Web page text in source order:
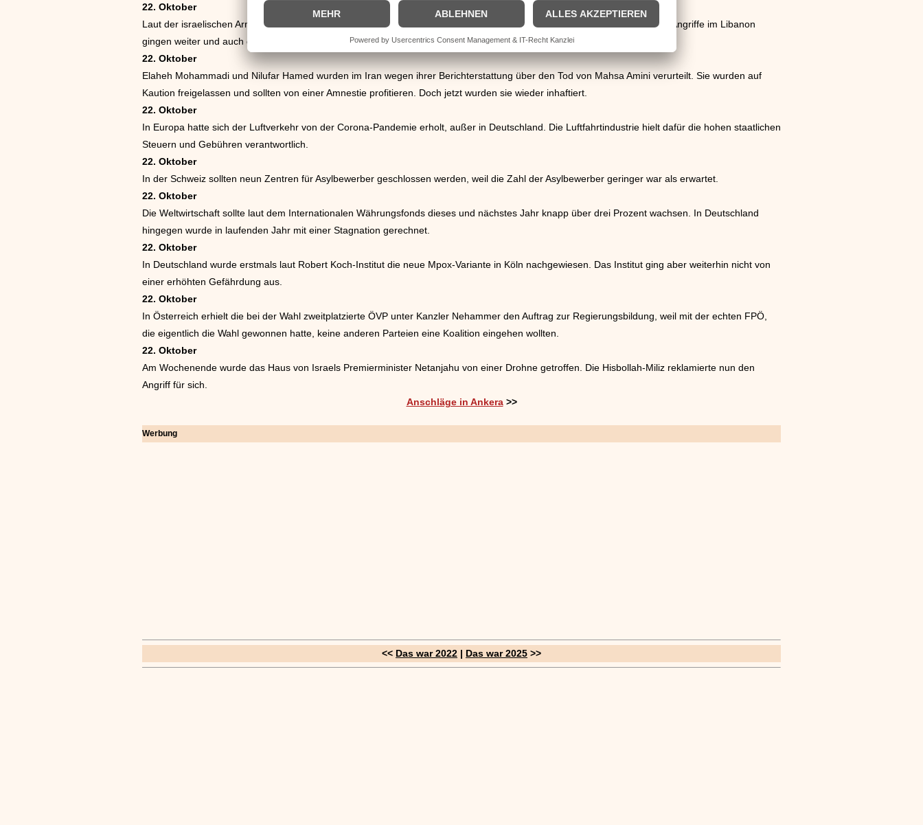
22. Oktober
Laut der israelischen Armee sollte die Hisbollah Hunderte Millionen Dollar in einem Krankenhaus in Beirut verstecken. Die Angriffe im Libanon
gingen weiter und auch die Hisbollah griff Israel unvermindert an.
22. Oktober
Elaheh Mohammadi und Nilufar Hamed wurden im Iran wegen ihrer Berichterstattung über den Tod von Mahsa Amini verurteilt. Sie wurden auf
Kaution freigelassen und sollten von einer Amnestie profitieren. Doch jetzt wurden sie wieder inhaftiert.
22. Oktober
In Europa hatte sich der Luftverkehr von der Corona-Pandemie erholt, außer in Deutschland. Die Luftfahrtindustrie hielt dafür die hohen staatlichen
Steuern und Gebühren verantwortlich.
22. Oktober
In der Schweiz sollten neun Zentren für Asylbewerber geschlossen werden, weil die Zahl der Asylbewerber geringer war als erwartet.
22. Oktober
Die Weltwirtschaft sollte laut dem Internationalen Währungsfonds dieses und nächstes Jahr knapp über drei Prozent wachsen. In Deutschland
hingegen wurde in laufenden Jahr mit einer Stagnation gerechnet.
22. Oktober
In Deutschland wurde erstmals laut Robert Koch-Institut die neue Mpox-Variante in Köln nachgewiesen. Das Institut ging aber weiterhin nicht von
einer erhöhten Gefährdung aus.
22. Oktober
In Österreich erhielt die bei der Wahl zweitplatzierte ÖVP unter Kanzler Nehammer den Auftrag zur Regierungsbildung, weil mit der echten FPÖ,
die eigentlich die Wahl gewonnen hatte, keine anderen Parteien eine Koalition eingehen wollten.
22. Oktober
Am Wochenende wurde das Haus von Israels Premierminister Netanjahu von einer Drohne getroffen. Die Hisbollah-Miliz reklamierte nun den
Angriff für sich.
Anschläge in Ankera>>
Werbung
<< Das war 2022 | Das war 2025 >>